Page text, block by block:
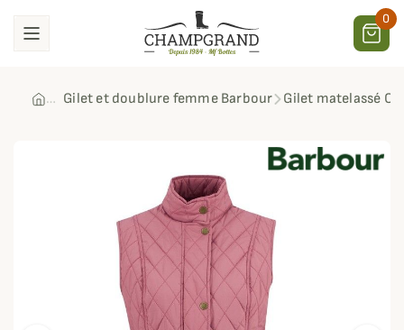
0
Gilet et doublure femme Barbour Gilet matelassé